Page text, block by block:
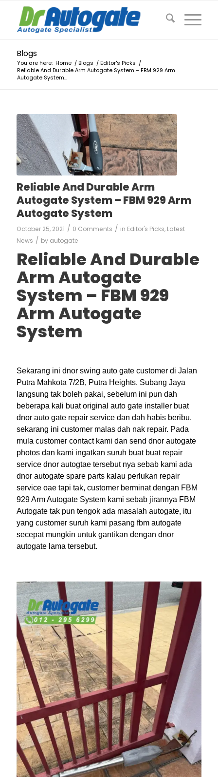
Blogs
You are here: Home / Blogs / Editor's Picks /
Reliable And Durable Arm Autogate System – FBM 929 Arm
Autogate System...
Reliable And Durable Arm
Autogate System – FBM 929 Arm
Autogate System
October 25, 2021 / 0 Comments / in Editor's Picks, Latest
News / by autogate
Reliable And Durable
Arm Autogate
System – FBM 929
Arm Autogate
System
Sekarang ini dnor swing auto gate customer di Jalan
Putra Mahkota 7/2B, Putra Heights. Subang Jaya
langsung tak boleh pakai, sebelum ini pun dah
beberapa kali buat original auto gate installer buat
dnor auto gate repair service dan dah habis beribu,
sekarang ini customer malas dah nak repair. Pada
mula customer contact kami dan send dnor autogate
photos dan kami ingatkan suruh buat buat repair
service dnor autogtae tersebut nya sebab kami ada
dnor autogate spare parts kalau perlukan repair
service oae tapi tak, customer berminat dengan FBM
929 Arm Autogate System kami sebab jirannya FBM
Autogate tak pun tengok ada masalah autogate, itu
yang customer suruh kami pasang fbm autogate
secepat mungkin untuk gantikan dengan dnor
autogate lama tersebut.